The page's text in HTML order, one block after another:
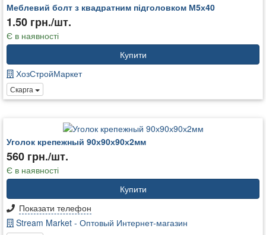
Меблевий болт з квадратним підголовком М5х40
1.50 грн./шт.
Є в наявності
Купити
ХозСтройМаркет
Скарга
Уголок крепежный 90х90х90х2мм
560 грн./шт.
Є в наявності
Купити
Показати телефон
Stream Market - Оптовый Интернет-магазин